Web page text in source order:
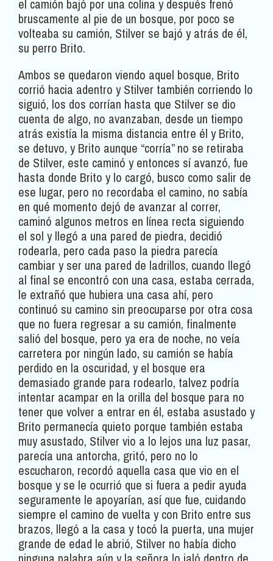
el camión bajó por una colina y después frenó
bruscamente al pie de un bosque, por poco se
volteaba su camión, Stilver se bajó y atrás de él,
su perro Brito.
Ambos se quedaron viendo aquel bosque, Brito
corrió hacia adentro y Stilver también corriendo lo
siguió, los dos corrían hasta que Stilver se dio
cuenta de algo, no avanzaban, desde un tiempo
atrás existía la misma distancia entre él y Brito,
se detuvo, y Brito aunque “corría” no se retiraba
de Stilver, este caminó y entonces sí avanzó, fue
hasta donde Brito y lo cargó, busco como salir de
ese lugar, pero no recordaba el camino, no sabía
en qué momento dejó de avanzar al correr,
caminó algunos metros en línea recta siguiendo
el sol y llegó a una pared de piedra, decidió
rodearla, pero cada paso la piedra parecía
cambiar y ser una pared de ladrillos, cuando llegó
al final se encontró con una casa, estaba cerrada,
le extrañó que hubiera una casa ahí, pero
continuó su camino sin preocuparse por otra cosa
que no fuera regresar a su camión, finalmente
salió del bosque, pero ya era de noche, no veía
carretera por ningún lado, su camión se había
perdido en la oscuridad, y el bosque era
demasiado grande para rodearlo, talvez podría
intentar acampar en la orilla del bosque para no
tener que volver a entrar en él, estaba asustado y
Brito permanecía quieto porque también estaba
muy asustado, Stilver vio a lo lejos una luz pasar,
parecía una antorcha, gritó, pero no lo
escucharon, recordó aquella casa que vio en el
bosque y se le ocurrió que si fuera a pedir ayuda
seguramente le apoyarían, así que fue, cuidando
siempre el camino de vuelta y con Brito entre sus
brazos, llegó a la casa y tocó la puerta, una mujer
grande de edad le abrió, Stilver no había dicho